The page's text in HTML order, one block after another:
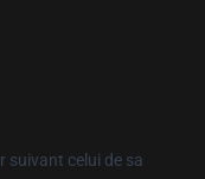
suivant celui de sa